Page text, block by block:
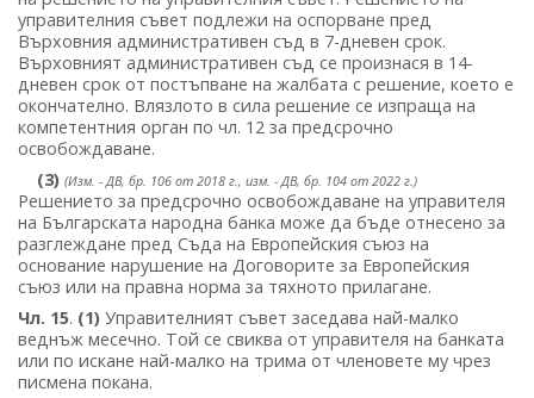
управителния съвет подлежи на оспорване пред
Върховния административен съд в 7-дневен срок.
Върховният административен съд се произнася в 14-
дневен срок от постъпване на жалбата с решение, което е
окончателно. Влязлото в сила решение се изпраща на
компетентния орган по чл. 12 за предсрочно
освобождаване.
(3) (Изм. - ДВ, бр. 106 от 2018 г., изм. - ДВ, бр. 104 от 2022 г.)
Решението за предсрочно освобождаване на управителя
на Българската народна банка може да бъде отнесено за
разглеждане пред Съда на Европейския съюз на
основание нарушение на Договорите за Европейския
съюз или на правна норма за тяхното прилагане.
Чл. 15. (1) Управителният съвет заседава най-малко
веднъж месечно. Той се свиква от управителя на банката
или по искане най-малко на трима от членовете му чрез
писмена покана.